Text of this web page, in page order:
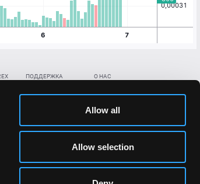
Allow all
Allow selection
ПОДДЕРЖКА
О НАС
Политика конфиденциальности
Раскрытие рисков